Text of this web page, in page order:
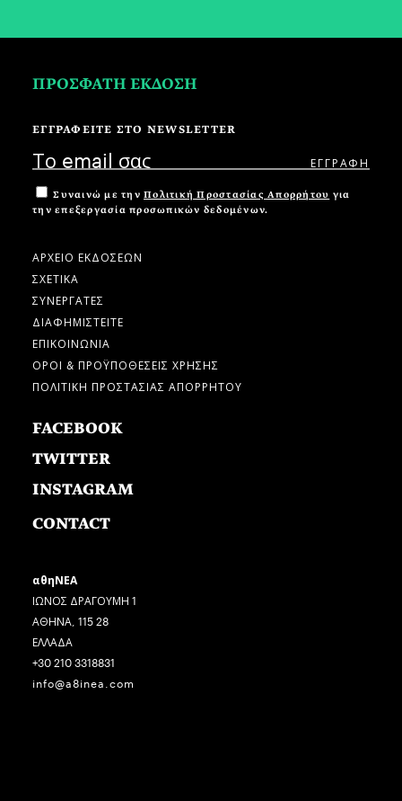
ΠΡΟΣΦΑΤΗ ΕΚΔΟΣΗ
ΕΓΓΡΑΦΕΙΤΕ ΣΤΟ NEWSLETTER
Συναινώ με την Πολιτική Προστασίας Απορρήτου για
την επεξεργασία προσωπικών δεδομένων.
ΑΡΧΕΙΟ ΕΚΔΟΣΕΩΝ
ΣΧΕΤΙΚΑ
ΣΥΝΕΡΓΑΤΕΣ
ΔΙΑΦΗΜΙΣΤΕΙΤΕ
ΕΠΙΚΟΙΝΩΝΙΑ
ΟΡΟΙ & ΠΡΟΫΠΟΘΕΣΕΙΣ ΧΡΗΣΗΣ
ΠΟΛΙΤΙΚΗ ΠΡΟΣΤΑΣΙΑΣ ΑΠΟΡΡΗΤΟΥ
FACEBOOK
TWITTER
INSTAGRAM
CONTACT
αθηΝΕΑ
ΙΩΝΟΣ ΔΡΑΓΟΥΜΗ 1
ΑΘΗΝΑ, 115 28
ΕΛΛΑΔΑ
+30 210 3318831
info@a8inea.com